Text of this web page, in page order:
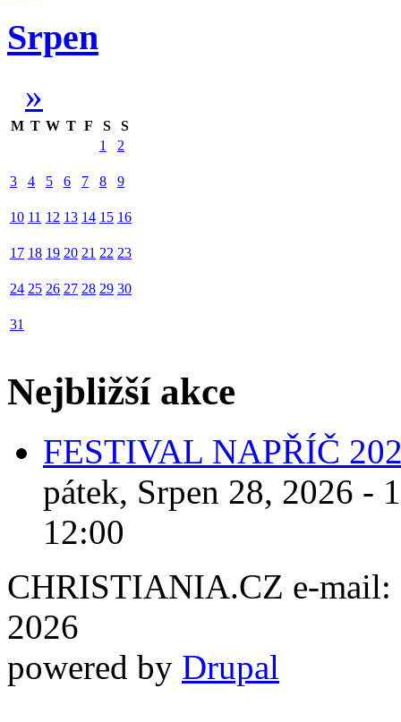
Srpen
»
M T W T F S
S
1
2
3 4 5 6 7 8 9
10 11 12 13 14 15 16
17 18 19 20 21 22 23
24 25 26 27 28 29 30
31
Nejbližší akce
FESTIVAL NAPŘÍČ
pátek, Srpen 28, 2026 -
12:00
CHRISTIANIA.CZ e-mail:
2026
powered by Drupal